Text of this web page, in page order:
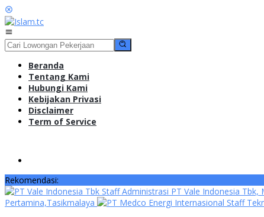
Loncat
ke
konten
Mobile
Beranda
Tentang Kami
Hubungi Kami
Kebijakan Privasi
Disclaimer
Term of Service
Rekomendasi:
Staff Administrasi PT Vale Indonesia Tbk,
Pertamina,Tasikmalaya
Staff